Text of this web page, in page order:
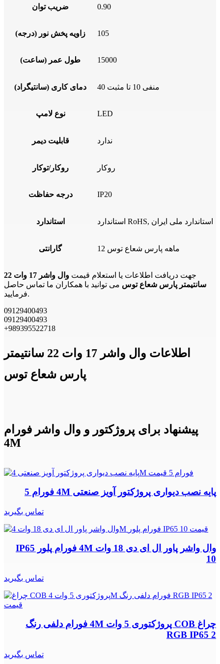
ضریب توان 0.90
زاویه پخش نور (درجه) 105
طول عمر (ساعت) 15000
دمای کاری (سانتیگراد) منفی 10 تا مثبت 40
نوع لامپ LED
قابلیت دیمر ندارد
روکار/توکار روکار
درجه حفاظت IP20
استاندارد استاندارد RoHS, استاندارد ملی ایران
گارانتی 12 ماهه پارس شعاع توس
جهت دریافت اطلاعات یا استعلام قیمت
وال واشر 17 وات 22
سانتیمتر پارس شعاع توس می توانید با همکاران ما تماس حاصل
فرمایید.
09129400493
09129400493
+989395522718
اطلاعات وال واشر 17 وات 22 سانتیمتر
پارس شعاع توس
پیشنهاد برای پروژکتور و وال واشر فورام
4M
پایه نصب دیواری پروژکتور آویز صنعتی 4M فورام 5
تماس بگیرید
وال واشر پاور ال ای دی 18 وات 4M فورام پلور IP65
10
تماس بگیرید
چراغ COB پروژکتوری 5 وات 4M فورام دلفی رنگ
RGB IP65 2
تماس بگیرید